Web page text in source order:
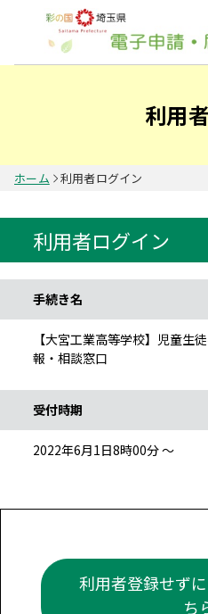
利用
ホーム 利用者ログイン
利用者ログイン
手続き名
【大宮工業高等学校】児童
報・相談窓口
受付時期
2022年6月1日8時00分 ～
利用者登録せず
ち